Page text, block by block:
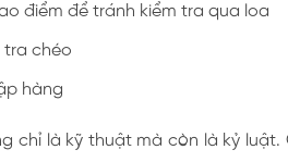
điểm để tránh kiểm tra qua loa
tra chéo
hàng
chỉ là kỹ thuật mà còn là kỷ luật.